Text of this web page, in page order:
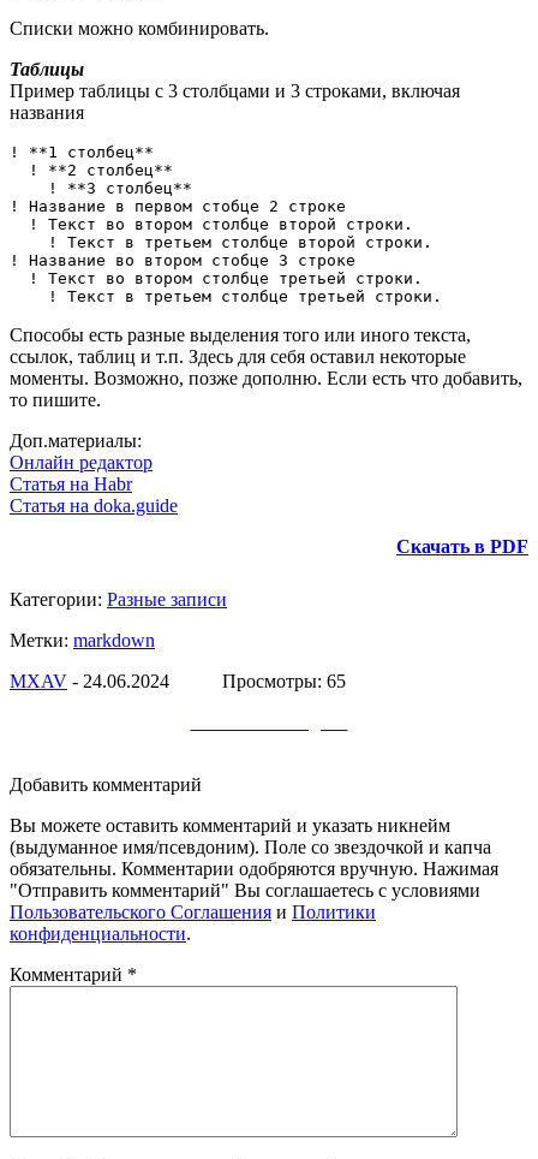
Списки можно комбинировать.
Таблицы
Пример таблицы с 3 столбцами и 3 строками, включая
названия
! **1 столбец**
  ! **2 столбец**
    ! **3 столбец**
! Название в первом стобце 2 строке
  ! Текст во втором столбце второй строки.
    ! Текст в третьем столбце второй строки.
! Название во втором стобце 3 строке
  ! Текст во втором столбце третьей строки.
    ! Текст в третьем столбце третьей строки.
Способы есть разные выделения того или иного текста,
ссылок, таблиц и т.п. Здесь для себя оставил некоторые
моменты. Возможно, позже дополню. Если есть что добавить,
то пишите.
Доп.материалы:
Онлайн редактор
Статья на Habr
Статья на doka.guide
Скачать в PDF
Категории: Разные записи
Метки: markdown
МXAV - 24.06.2024 Просмотры: 65
Добавить комментарий
Вы можете оставить комментарий и указать никнейм
(выдуманное имя/псевдоним). Поле со звездочкой и капча
обязательны. Комментарии одобряются вручную. Нажимая
"Отправить комментарий" Вы соглашаетесь с условиями
Пользовательского Соглашения и Политики
конфиденциальности.
Комментарий *